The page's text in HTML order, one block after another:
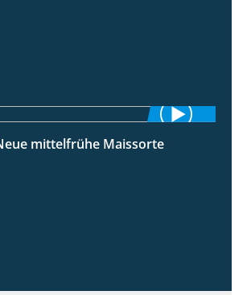
mittelfrühe Maissorte